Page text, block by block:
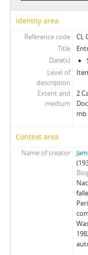
Identity area
Reference code
CL
Title
Date(s)
Level of
description
Extent and
medium
2
mb
Context area
Name of creator